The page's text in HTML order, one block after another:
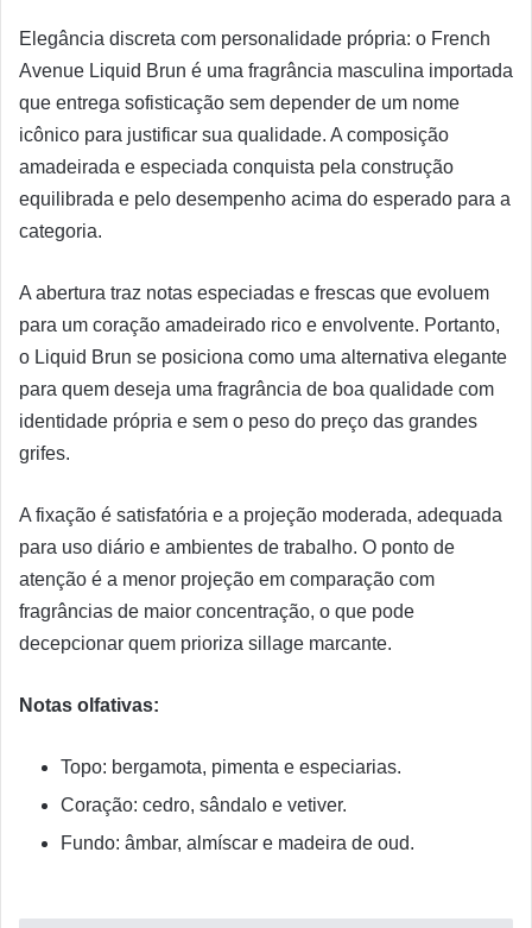
Elegância discreta com personalidade própria: o French
Avenue Liquid Brun é uma fragrância masculina importada
que entrega sofisticação sem depender de um nome
icônico para justificar sua qualidade. A composição
amadeirada e especiada conquista pela construção
equilibrada e pelo desempenho acima do esperado para a
categoria.
A abertura traz notas especiadas e frescas que evoluem
para um coração amadeirado rico e envolvente. Portanto,
o Liquid Brun se posiciona como uma alternativa elegante
para quem deseja uma fragrância de boa qualidade com
identidade própria e sem o peso do preço das grandes
grifes.
A fixação é satisfatória e a projeção moderada, adequada
para uso diário e ambientes de trabalho. O ponto de
atenção é a menor projeção em comparação com
fragrâncias de maior concentração, o que pode
decepcionar quem prioriza sillage marcante.
Notas olfativas:
Topo: bergamota, pimenta e especiarias.
Coração: cedro, sândalo e vetiver.
Fundo: âmbar, almíscar e madeira de oud.